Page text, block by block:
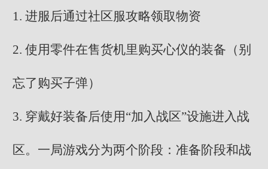
1. 进服后通过社区服攻略领取物资
2. 使用零件在售货机里购买心仪的装备（别
忘了购买子弹）
3. 穿戴好装备后使用“加入战区”设施进入战
区。一局游戏分为两个阶段：准备阶段和战